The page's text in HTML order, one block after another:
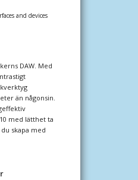
and devices
DAW. Med
än någonsin.
med lätthet ta
skapa med